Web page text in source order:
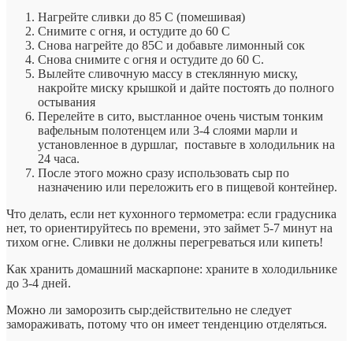
Нагрейте сливки до 85 C (помешивая)
Снимите с огня, и остудите до 60 C
Снова нагрейте до 85C и добавьте лимонный сок
Снова снимите с огня и остудите до 60 C.
Вылейте сливочную массу в стеклянную миску,
накройте миску крышкой и дайте постоять до полного
остывания
Перелейте в сито, выстланное очень чистым тонким
вафельным полотенцем или 3-4 слоями марли и
установленное в дуршлаг, поставьте в холодильник на
24 часа.
После этого можно сразу использовать сыр по
назначению или переложить его в пищевой контейнер.
Что делать, если нет кухонного термометра: если градусника
нет, то ориентируйтесь по времени, это займет 5-7 минут на
тихом огне. Сливки не должны перегреваться или кипеть!
Как хранить домашний маскарпоне: храните в холодильнике
до 3-4 дней.
Можно ли заморозить сыр:действительно не следует
замораживать, потому что он имеет тенденцию отделяться.